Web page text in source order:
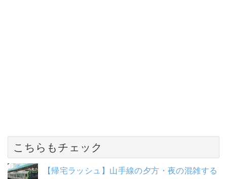
こちらもチェック
【帰宅ラッシュ】山手線の夕方・夜の混雑する